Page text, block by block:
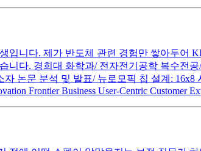
니다. 제가 반도체 관련 경험만 쌓아두어
다. 경희대 화학과/ 전자전기공학 복수전
논문 분석 및 발표/ 뉴로모픽 칩 설계:
Frontier Business User-Centric Customer